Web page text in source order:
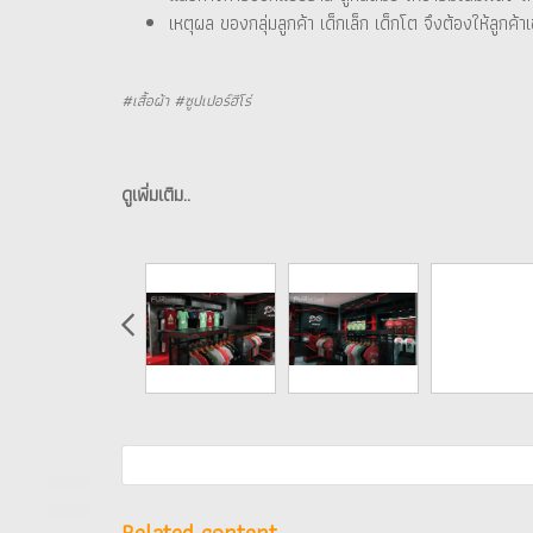
เหตุผล ของกลุ่มลูกค้า เด็กเล็ก เด็กโต จึงต้องให้ลูกค้
#เสื้อผ้า #ซูปเปอร์ฮีโร่
ดูเพิ่มเติม..